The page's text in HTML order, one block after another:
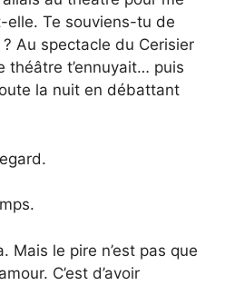
Te souviens-tu de
Au spectacle du Cerisier
théâtre t’ennuyait… puis
la nuit en débattant
Mais le pire n’est pas que
C’est d’avoir